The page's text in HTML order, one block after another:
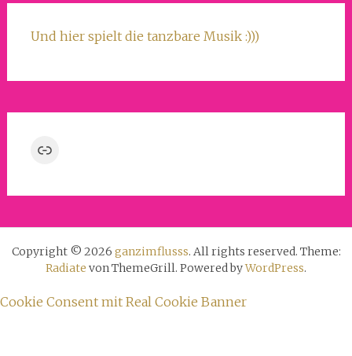
Und hier spielt die tanzbare Musik :)))
Link
Copyright © 2026 ganzimflusss. All rights reserved. Theme:
Radiate von ThemeGrill. Powered byWordPress.
Cookie Consent mit Real Cookie Banner